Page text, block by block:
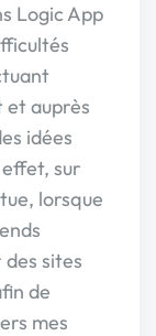
Logic App
et auprès
idées
sur
lorsque
sites
de
mes